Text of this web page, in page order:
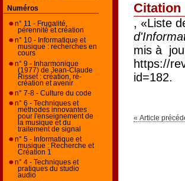
Citation
, «Liste
mis à
https://
id=182.
« Article
Numéros
n° 11 - Frugalité,
pérennité et création
n° 10 - Informatique et
musique : recherches en
cours
n° 9 - Inharmonique
(1977) de Jean-Claude
Risset : création, ré-
création et avenir
n° 7-8 - Culture du code
n° 6 - Techniques et
méthodes innovantes
pour l'enseignement de
la musique et du
traitement de signal
n° 5 - Informatique et
musique : Recherche et
Création 1
n° 4 - Techniques et
pratiques du studio
audio